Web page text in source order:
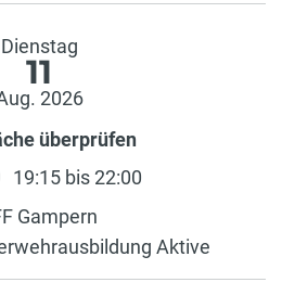
Dienstag
11
2026
überprüfen
19:15 bis 22:00
Gampern
Aktive